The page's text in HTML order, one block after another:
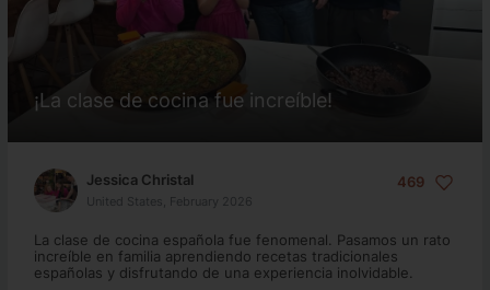
¡La clase de cocina fue increíble!
Jessica Christal 469
United States, February 2026
La clase de cocina española fue fenomenal. Pasamos un rato
increíble en familia aprendiendo recetas tradicionales
españolas y disfrutando de una experiencia inolvidable.